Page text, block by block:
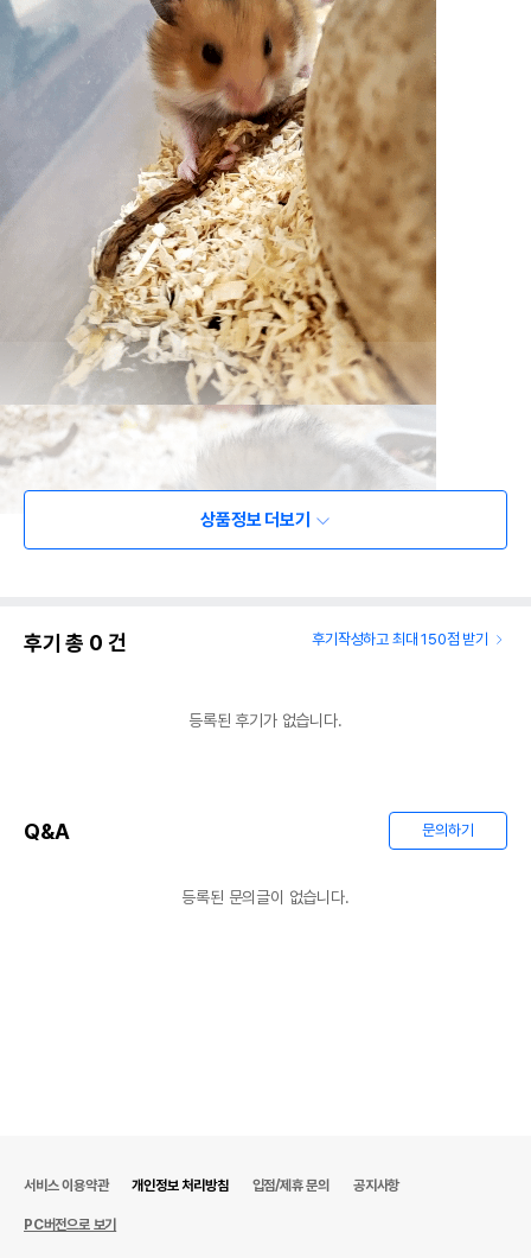
상품정보 더보기
후기 총 0 건 후기작성하고 최대 150점 받기
등록된 후기가 없습니다.
Q&A 문의하기
등록된 문의글이 없습니다.
서비스 이용약관 개인정보 처리방침 입점/제휴 문의 공지사항
PC버전으로 보기